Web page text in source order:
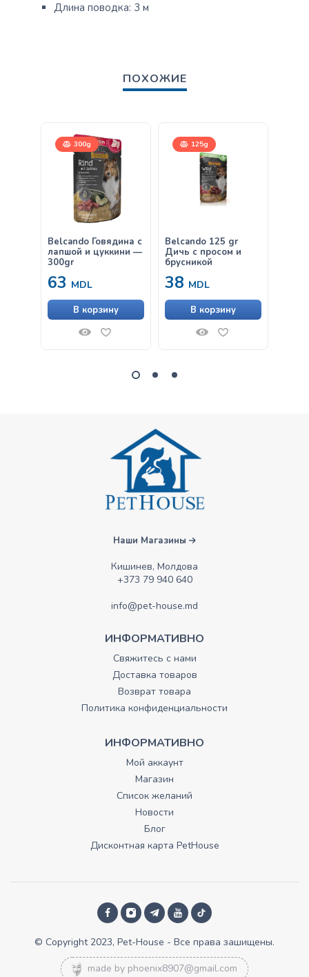
Длина поводка: 3 м
ПОХОЖИЕ
300g
Belcando Говядина с
лапшой и цуккини —
300gr
63 MDL
В корзину
125g
Belcando 125 gr
Дичь с просом и
брусникой
38 MDL
В корзину
Наши Магазины
Кишинев, Молдова
+373 79 940 640
info@pet-house.md
ИНФОРМАТИВНО
Свяжитесь с нами
Доставка товаров
Возврат товара
Политика конфиденциальности
ИНФОРМАТИВНО
Мой аккаунт
Магазин
Список желаний
Новости
Блог
Дисконтная карта PetHouse
© Copyright 2023, Pet-House - Все права зашищены.
made by phoenix8907@gmail.com